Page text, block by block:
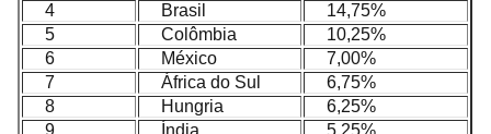
4
Brasil
14,75%
5
Colômbia
10,25%
6
México
7,00%
7
África do Sul
6,75%
8
Hungria
6,25%
9
Índia
5,25%